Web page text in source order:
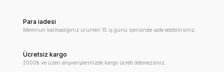
Para iadesi
Memnun kalmadığınız ürünleri 15 iş günü içerisinde iade edebilirsiniz.
Ücretsiz kargo
2000₺ ve üzeri alışverişlerinizde kargo ücreti ödemezsiniz.